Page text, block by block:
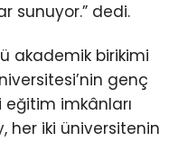
sunuyor.” dedi.
akademik birikimi
genç
eğitim imkânları
her iki üniversitenin